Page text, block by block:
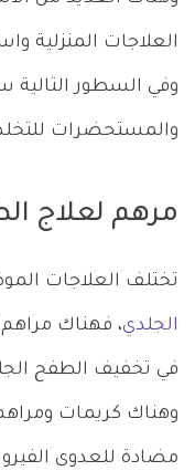
العلاجات المنزلية
وفي السطور
والمستحضرات
مرهم لعلاج
تختلف العلاجات
الجلدي، فهناك
في تخفيف الطفح
وهناك كريمات
مضادة للعدوى